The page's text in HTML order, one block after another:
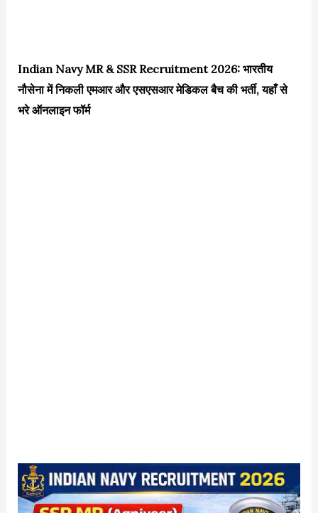
Indian Navy MR & SSR Recruitment 2026: भारतीय
नौसेना में निकली एमआर और एसएसआर मेडिकल बैच की भर्ती, यहाँ से
भरे ऑनलाइन फॉर्म